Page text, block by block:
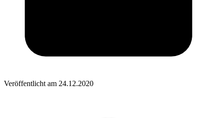
Veröffentlicht am 24.12.2020